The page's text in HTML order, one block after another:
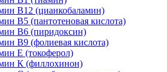
В12 (цианкобаламин)
В5 (пантотеновая кислота)
В6 (пиридоксин)
В9 (фолиевая кислота)
Е (токоферол)
К (филлохинон)